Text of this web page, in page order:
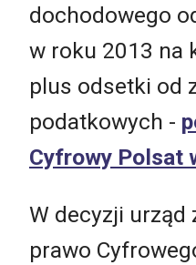
dochodowego
w roku 2013 na
plus odsetki od
podatkowych -
Cyfrowy Polsat
W decyzji urząd
prawo